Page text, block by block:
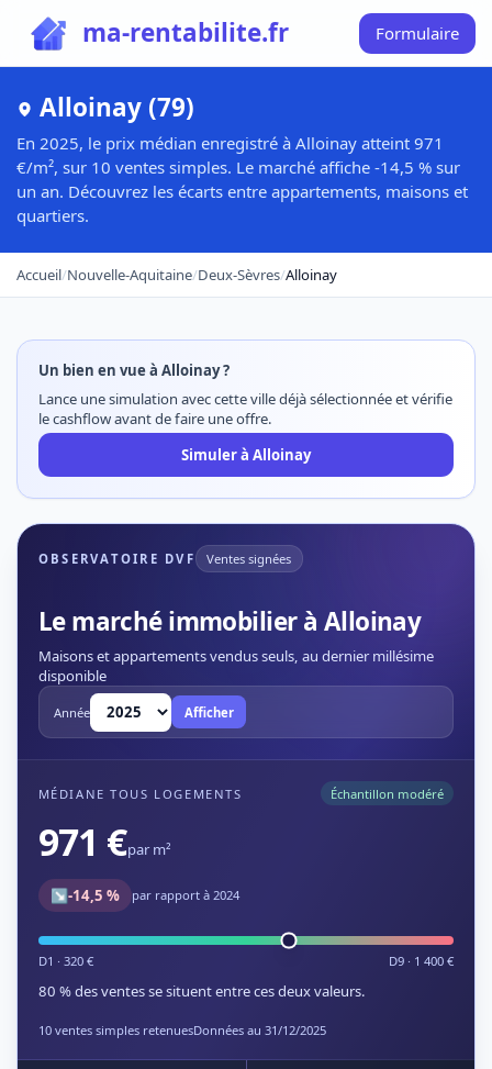
ma-rentabilite.fr Formulaire
Alloinay (79)
En 2025, le prix médian enregistré à Alloinay atteint 971
€/m², sur 10 ventes simples. Le marché affiche -14,5 % sur
un an. Découvrez les écarts entre appartements, maisons et
quartiers.
Accueil/Nouvelle-Aquitaine/Deux-Sèvres/Alloinay
Un bien en vue à Alloinay ?
Lance une simulation avec cette ville déjà sélectionnée et vérifie
le cashflow avant de faire une offre.
Simuler à Alloinay
OBSERVATOIRE DVF Ventes signées
Le marché immobilier à Alloinay
Maisons et appartements vendus seuls, au dernier millésime
disponible
Année Afficher
MÉDIANE TOUS LOGEMENTS Échantillon modéré
971 €par m²
↘-14,5 % par rapport à 2024
D1 · 320 € D9 · 1 400 €
80 % des ventes se situent entre ces deux valeurs.
10 ventes simples retenuesDonnées au 31/12/2025